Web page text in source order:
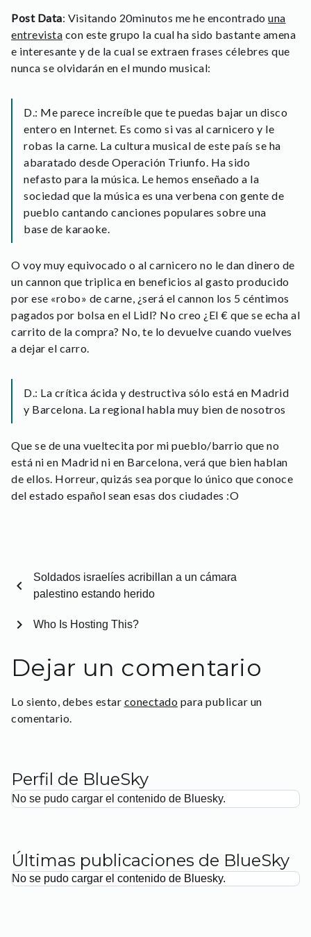
Post Data: Visitando 20minutos me he encontrado una
entrevista con este grupo la cual ha sido bastante amena
e interesante y de la cual se extraen frases célebres que
nunca se olvidarán en el mundo musical:
D.: Me parece increíble que te puedas bajar un disco
entero en Internet. Es como si vas al carnicero y le
robas la carne. La cultura musical de este país se ha
abaratado desde Operación Triunfo. Ha sido
nefasto para la música. Le hemos enseñado a la
sociedad que la música es una verbena con gente de
pueblo cantando canciones populares sobre una
base de karaoke.
O voy muy equivocado o al carnicero no le dan dinero de
un cannon que triplica en beneficios al gasto producido
por ese «robo» de carne, ¿será el cannon los 5 céntimos
pagados por bolsa en el Lidl? No creo ¿El € que se echa al
carrito de la compra? No, te lo devuelve cuando vuelves
a dejar el carro.
D.: La crítica ácida y destructiva sólo está en Madrid
y Barcelona. La regional habla muy bien de nosotros
Que se de una vueltecita por mi pueblo/barrio que no
está ni en Madrid ni en Barcelona, verá que bien hablan
de ellos. Horreur, quizás sea porque lo único que conoce
del estado español sean esas dos ciudades :O
chevron_left
Soldados israelíes acribillan a un cámara
palestino estando herido
Who Is Hosting This?
chevron_right
Dejar un comentario
Lo siento, debes estar conectado para publicar un
comentario.
Perfil de BlueSky
No se pudo cargar el contenido de Bluesky.
Últimas publicaciones de BlueSky
No se pudo cargar el contenido de Bluesky.